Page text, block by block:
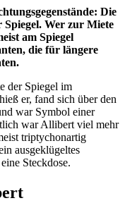
Die
Spiegel. Wer zur Miete
am Spiegel
die für längere
der Spiegel im
er, fand sich über den
war Symbol einer
war Allibert viel mehr
triptychonartig
ausgeklügeltes
Steckdose.